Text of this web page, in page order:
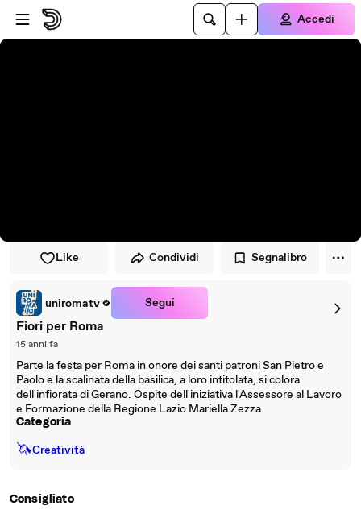
Vai al lettore
Passa al contenuto principale
Accedi
Like Condividi Segnalibro
uniromatv Segui
Fiori per Roma
15 anni fa
Parte la festa per Roma in onore dei santi patroni San Pietro e
Paolo e la scalinata della basilica, a loro intitolata, si colora
dell'infiorata di Gerano. Ospite dell'iniziativa l'Assessore al Lavoro
e Formazione della Regione Lazio Mariella Zezza.
Categoria
🦄Creatività
Consigliato